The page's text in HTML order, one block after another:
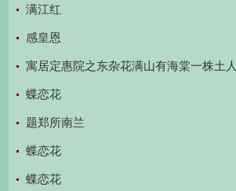
满江红
感皇恩
寓居定惠院之东杂花满山有海棠一株土
蝶恋花
题郑所南兰
蝶恋花
蝶恋花